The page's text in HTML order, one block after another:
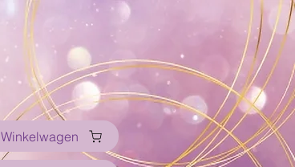
Winkelwagen